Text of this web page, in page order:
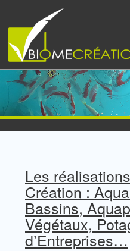
Biome
Création
Les
Création :
Bassins,
Végétaux,
d’Entreprises…